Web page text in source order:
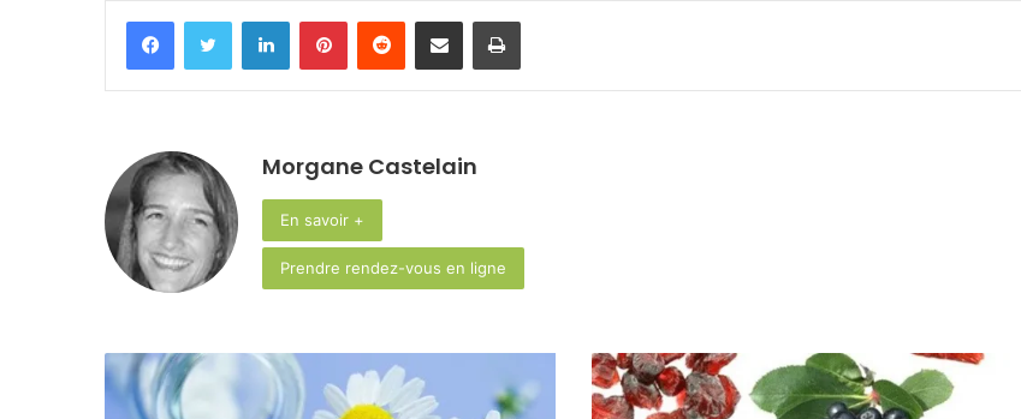
FacebookTwitter LinkedinPinterestReddit Partager par email Imprimer
Morgane Castelain
En savoir +
Prendre rendez-vous en ligne